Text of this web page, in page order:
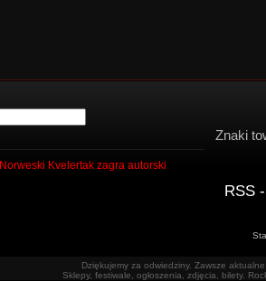
Norweski Kvelertak zagra autorski
Znaki
RSS
Dziękujemy za odwiedziny. Zawsze
Sklepy, festiwale, ogłoszenia, zdjęcia, bilety.